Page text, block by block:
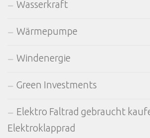
Wasserkraft
Wärmepumpe
Windenergie
Green Investments
Elektro Faltrad gebraucht
Elektroklapprad